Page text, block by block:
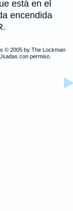
está en el
encendida
© 2005 by The Lockman
con permiso.